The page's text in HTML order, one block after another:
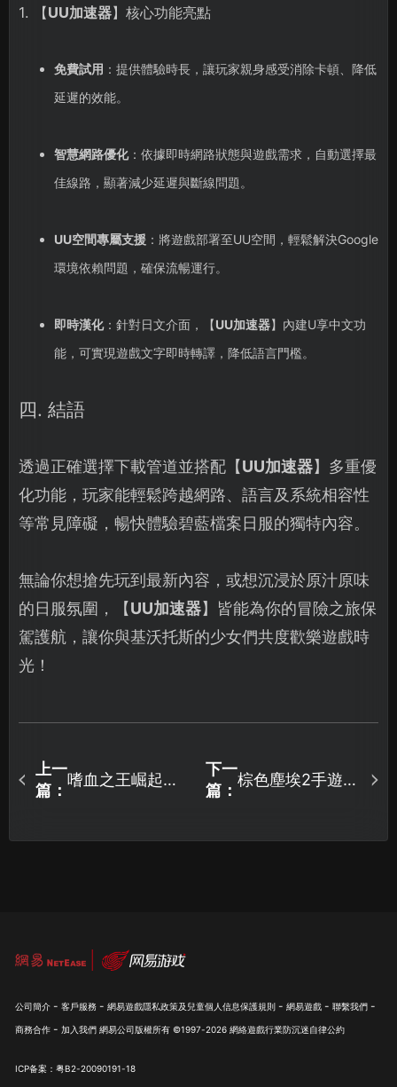
1. 【UU加速器】核心功能亮點
免費試用 ：提供體驗時長，讓玩家親身感受消除卡頓、降低
延遲的效能。
智慧網路優化：依據即時網路狀態與遊戲需求，自動選擇最
佳線路，顯著減少延遲與斷線問題。
UU空間專屬支援：將遊戲部署至UU空間，輕鬆解決Google
環境依賴問題，確保流暢運行。
即時漢化：針對日文介面，【UU加速器】內建U享中文功
能，可實現遊戲文字即時轉譯，降低語言門檻。
四. 結語
透過正確選擇下載管道並搭配【UU加速器】多重優
化功能，玩家能輕鬆跨越網路、語言及系統相容性
等常見障礙，暢快體驗碧藍檔案日服的獨特內容。
無論你想搶先玩到最新內容，或想沉浸於原汁原味
的日服氛圍，【UU加速器】皆能為你的冒險之旅保
駕護航，讓你與基沃托斯的少女們共度歡樂遊戲時
光！
上一
篇：
嗜血之王崛起加
卡頓指南！
下一
篇：
棕色塵埃2手遊下
公司簡介 - 客戶服務 - 網易遊戲隱私政策及兒童個人信息保護規則 - 網易遊戲 - 聯繫我們 -
商務合作 - 加入我們 網易公司版權所有 ©1997-2026 網絡遊戲行業防沉迷自律公約
ICP备案：粤B2-20090191-18